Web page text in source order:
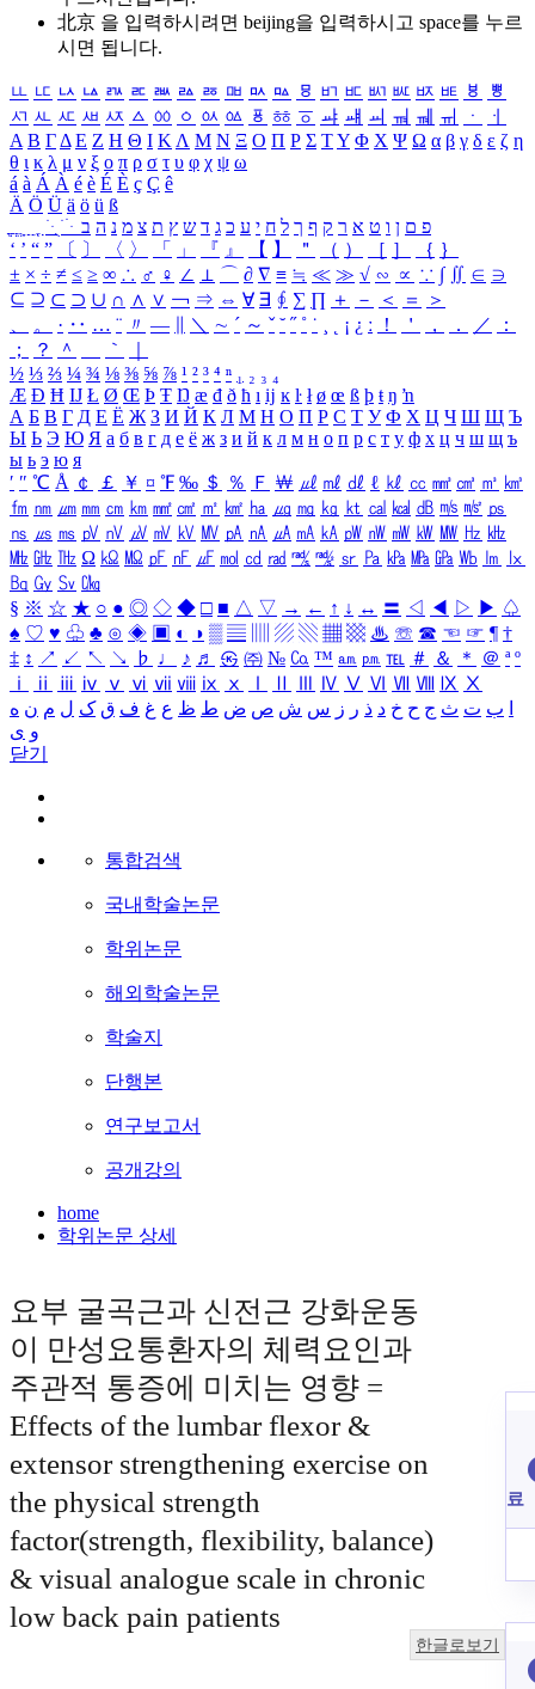
北京 을 입력하시려면 beijing을 입력하시고 space를 누르
시면 됩니다.
ㅥ ㅦ ㅧ ㅨ ㅩ ㅪ ㅫ ㅬ ㅭ ㅮ ㅯ ㅰ ㅱ ㅲ ㅳ ㅴ ㅵ ㅶ ㅷ ㅸ
ㅹ
ㅺ ㅻ ㅼ ㅽ ㅾ ㅿ ㆀ ㆁ ㆂ ㆃ ㆄ ㆅ ㆆ ㆇ ㆈ ㆉ ㆊ ㆋ ㆌ ㆍ
ㆎ
Α Β ΓΔ Ε Ζ Η Θ Ι ΚΛ Μ Ν Ξ Ο Π Ρ Σ ΤΥ Φ Χ Ψ Ω α β γ δ ε ζ η
θ ι κ λ μ ν ξ ο π ρ σ τ υ φ χ ψ ω
á à Á À é è É È ç Ç ê
Ä Ö Ü ä ö ü ß
ִֶֹ ֻּ ׁׂ פ ם ן ו ט א ר ק ף ך ל ח י ע כ ג ד ש ץ ת צ מ נ ה ב
‘ ’ “ ” 〔 〕 〈 〉 「 」 『 』 【 】 ＂ （ ） ［ ］ ｛ ｝
± × ÷ ≠ ≤ ≥ ∞ ∴ ♂ ♀ ∠ ⊥ ⌒ ∂ ∇ ≡ ≒ ≪ ≫ √ ∽ ∝ ∵ ∫ ∬ ∈ ∋
⊆ ⊇ ⊂ ⊃ ∪ ∩ ∧ ∨ ￢ ⇒ ⇔ ∀ ∃ ∮ ∑ ∏ ＋ － ＜ ＝
＞
、
。 · ‥ … ¨ 〃 ― ＼ ∼ ´ ～ ˇ ˘ ˝ ˚ ˙ ¸ ¡ ¿ ː ！ ＇ ， ． ／
：
；
？ ＾ ｀
½ ⅓ ⅔ ¼ ¾ ⅛ ⅜ ⅝ ⅞ ¹ ² ³ ⁴ ⁿ ₁ ₂ ₃ ₄
Æ Ð Ħ Ĳ Ł Ø Œ Þ Ŧ Ŋ æ đ ð ħ ı ĳ ĸ ŀ ł ø œ ß þ ŧ ŋ ŉ
А Б В Г Д Е Ё Ж З И Й К Л М Н О П Р С Т У Ф Х Ц Ч Ш Щ Ъ
Ы Ь Э Ю Я а б в г д е ё ж з и й к л м н о п р с т у ф х ц ч ш щ ъ
ы ь э ю я
′ ″ ℃ Å ￠ ￡ ￥ ¤ ℉ ‰ ＄ ％ Ｆ ￦ ㎕ ㎖ ㎗ ℓ ㎘ ㏄ ㎣ ㎤ ㎥ ㎦
㎙ ㎚ ㎛ ㎜ ㎝ ㎞ ㎟ ㎠ ㎡ ㎢ ㏊ ㎍ ㎎ ㎏ ㏏ ㎈ ㎉ ㏈ ㎧ ㎨ ㎰
㎱ ㎲ ㎳ ㎴ ㎵ ㎶ ㎷ ㎸ ㎹ ㎀ ㎁ ㎂ ㎃ ㎄ ㎺ ㎻ ㎽ ㎾ ㎿ ㎐ ㎑
㎒ ㎓ ㎔ Ω ㏀ ㏁ ㎊ ㎋ ㎌ ㏖ ㏅ ㎭ ㎮ ㎯ ㏛ ㎩ ㎪ ㎫ ㎬ ㏝ ㏐
㏓
㏃ ㏉ ㏜ ㏆
§ ※ ☆ ★ ○ ● ◎ ◇ ◆ □ ■ △ ▽ → ← ↑ ↓ ↔ 〓 ◁ ◀ ▷ ▶ ♤
♠ ♡ ♥ ♧ ♣ ⊙ ◈ ▣ ◐ ◑ ▒ ▤ ▨ ▧ ▦ ▩ ♨ ☏ ☎ ☜ ☞ ¶ †
‡ ↕ ↗ ↙ ↖ ↘ ♭ ♩ ♪ ♬ ㉿ ㈜ № ㏇ ™ ㏂ ㏘ ℡ ＃ ＆ ＊ ＠ ª º
ⅰ
ⅱ ⅲ ⅳ ⅴ ⅵ ⅶ ⅷ ⅸ ⅹ Ⅳ Ⅴ Ⅵ Ⅶ Ⅷ Ⅸ Ⅹ
ب ت ث ج ح خ د ذ ر ز س ش ص ض ط ظ ع غ ف ق ک ل م ن ه
و ی
닫기
통합검색
국내학술논문
학위논문
해외학술논문
학술지
단행본
연구보고서
공개강의
home
학위논문 상세
요부 굴곡근과 신전근 강화운동
이 만성요통환자의 체력요인과
주관적 통증에 미치는 영향 =
Effects of the lumbar flexor &
extensor strengthening exercise on
the physical strength
factor(strength, flexibility, balance)
& visual analogue scale in chronic
low back pain patients
한글로보기
료